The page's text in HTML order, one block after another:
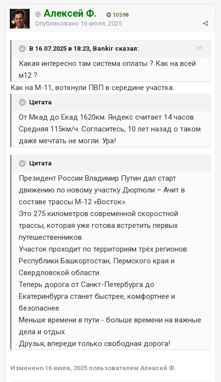
Алексей Ф. 10 598
Опубликовано 16 июля, 2025
В 16.07.2025 в 18:23, Bankir сказал:
Какая интересно там система оплаты ? Как на всей
м12 ?
Как на М-11, воткнули ПВП в середине участка.
Цитата
От Мкад до Екад 1620км. Яндекс считает 14 часов.
Средняя 115км/ч. Согласитесь, 10 лет назад о таком
даже мечтать не могли. Ура!
Цитата
Президент России Владимир Путин дал старт
движению по новому участку Дюртюли – Ачит в
составе трассы М-12 «Восток».
Это 275 километров современной скоростной
трассы, которая уже готова встретить первых
путешественников.
Участок проходит по территориям трёх регионов:
Республики Башкортостан, Пермского края и
Свердловской области.
Теперь дорога от Санкт-Петербурга до
Екатеринбурга станет быстрее, комфортнее и
безопаснее.
Меньше времени в пути - больше времени на важные
дела и отдых.
Друзья, впереди только свободная дорога!
Изменено 16 июля, 2025 пользователем Алексей Ф.